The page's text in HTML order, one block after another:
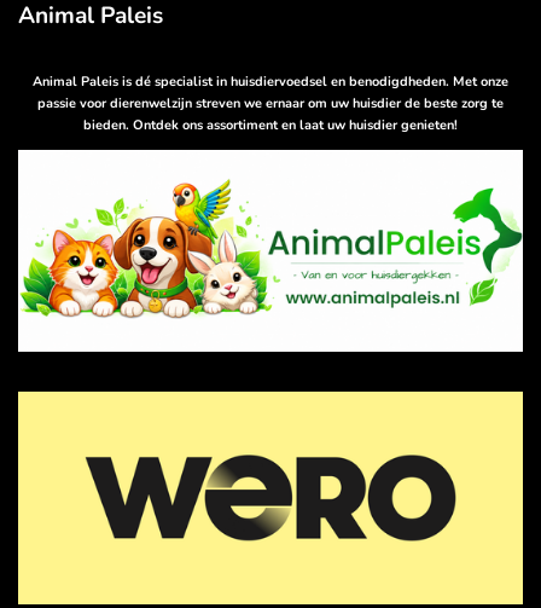
a
t
p
p
Animal Paleis
Animal Paleis is dé specialist in huisdiervoedsel en benodigdheden. Met onze
passie voor dierenwelzijn streven we ernaar om uw huisdier de beste zorg te
bieden. Ontdek ons assortiment en laat uw huisdier genieten!